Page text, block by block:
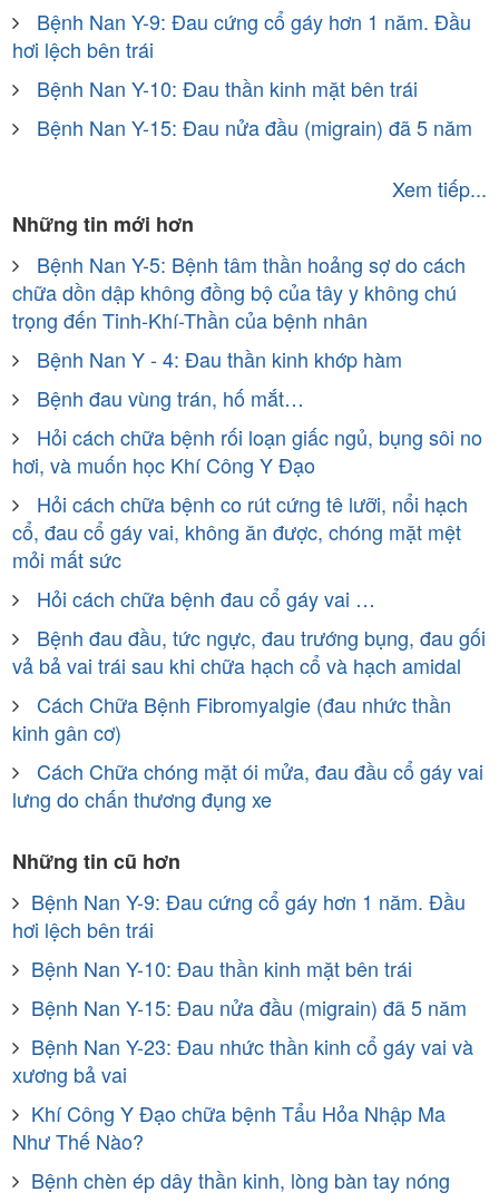
Bệnh Nan Y-9: Đau cứng cổ gáy hơn 1 năm. Đầu
hơi lệch bên trái
Bệnh Nan Y-10: Đau thần kinh mặt bên trái
Bệnh Nan Y-15: Đau nửa đầu (migrain) đã 5 năm
Xem tiếp...
Những tin mới hơn
Bệnh Nan Y-5: Bệnh tâm thần hoảng sợ do cách
chữa dồn dập không đồng bộ của tây y không chú
trọng đến Tinh-Khí-Thần của bệnh nhân
Bệnh Nan Y - 4: Đau thần kinh khớp hàm
Bệnh đau vùng trán, hố mắt…
Hỏi cách chữa bệnh rối loạn giấc ngủ, bụng sôi no
hơi, và muốn học Khí Công Y Ðạo
Hỏi cách chữa bệnh co rút cứng tê lưỡi, nổi hạch
cổ, đau cổ gáy vai, không ăn được, chóng mặt mệt
mỏi mất sức
Hỏi cách chữa bệnh đau cổ gáy vai …
Bệnh đau đầu, tức ngực, đau trướng bụng, đau gối
vả bả vai trái sau khi chữa hạch cổ và hạch amidal
Cách Chữa Bệnh Fibromyalgie (đau nhức thần
kinh gân cơ)
Cách Chữa chóng mặt ói mửa, đau đầu cổ gáy vai
lưng do chấn thương đụng xe
Những tin cũ hơn
Bệnh Nan Y-9: Đau cứng cổ gáy hơn 1 năm. Đầu
hơi lệch bên trái
Bệnh Nan Y-10: Đau thần kinh mặt bên trái
Bệnh Nan Y-15: Đau nửa đầu (migrain) đã 5 năm
Bệnh Nan Y-23: Đau nhức thần kinh cổ gáy vai và
xương bả vai
Khí Công Y Đạo chữa bệnh Tẩu Hỏa Nhập Ma
Như Thế Nào?
Bệnh chèn ép dây thần kinh, lòng bàn tay nóng